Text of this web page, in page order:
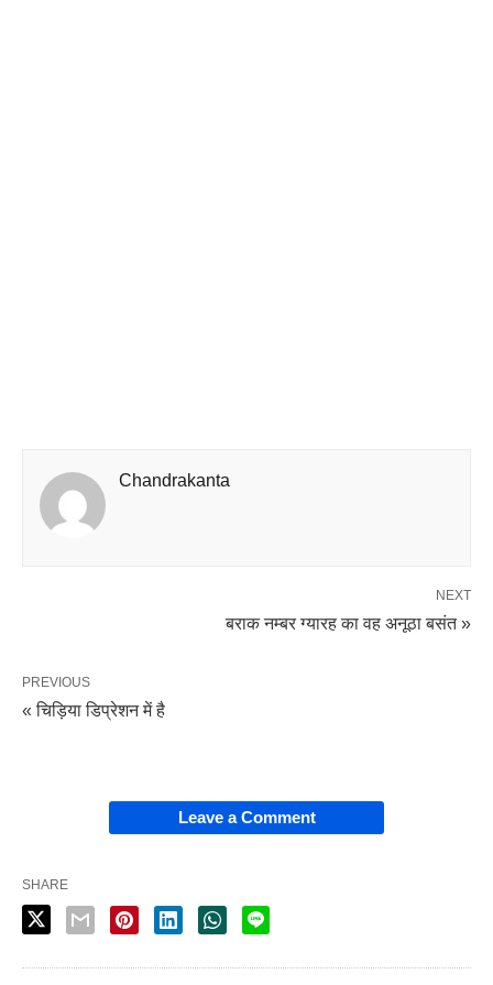
Chandrakanta
NEXT
बराक नम्बर ग्यारह का वह अनूठा बसंत »
PREVIOUS
« चिड़िया डिप्रेशन में है
Leave a Comment
SHARE